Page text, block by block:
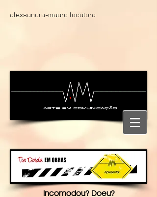
alexsandra-mauro locutora
Incomodou? Doeu?